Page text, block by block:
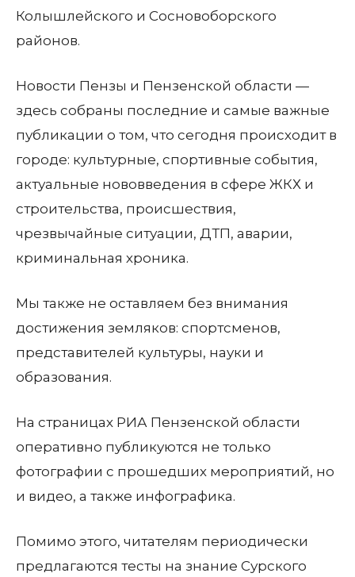
Колышлейского и Сосновоборского
районов.
Новости Пензы и Пензенской области —
здесь собраны последние и самые важные
публикации о том, что сегодня происходит в
городе: культурные, спортивные события,
актуальные нововведения в сфере ЖКХ и
строительства, происшествия,
чрезвычайные ситуации, ДТП, аварии,
криминальная хроника.
Мы также не оставляем без внимания
достижения земляков: спортсменов,
представителей культуры, науки и
образования.
На страницах РИА Пензенской области
оперативно публикуются не только
фотографии с прошедших мероприятий, но
и видео, а также инфографика.
Помимо этого, читателям периодически
предлагаются тесты на знание Сурского